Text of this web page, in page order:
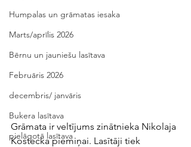
Humpalas un grāmatas iesaka
Marts/aprīlis 2026
Bērnu un jauniešu lasītava
Februāris 2026
decembris/ janvāris
Bukera lasītava
pielāgotā lasītava
Grāmata ir veltījums zinātnieka Nikolaja
Kostecka piemiņai. Lasītāji tiek